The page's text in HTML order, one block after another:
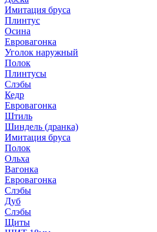
Имитация бруса
Плинтус
Осина
Евровагонка
Уголок наружный
Полок
Плинтусы
Слэбы
Кедр
Евровагонка
Штиль
Шиндель (дранка)
Имитация бруса
Полок
Ольха
Вагонка
Евровагонка
Слэбы
Дуб
Слэбы
Щиты